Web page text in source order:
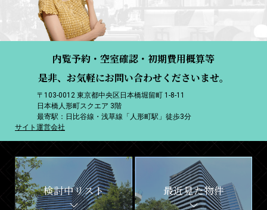
内覧予約・空室確認・初期費用概算等
是非、お気軽にお問い合わせくださいませ。
〒103-0012 東京都中央区日本橋堀留町 1-8-11
日本橋人形町スクエア 3階
最寄駅：日比谷線・浅草線「人形町駅」徒歩3分
サイト運営会社
検討中リスト 最近見た物件